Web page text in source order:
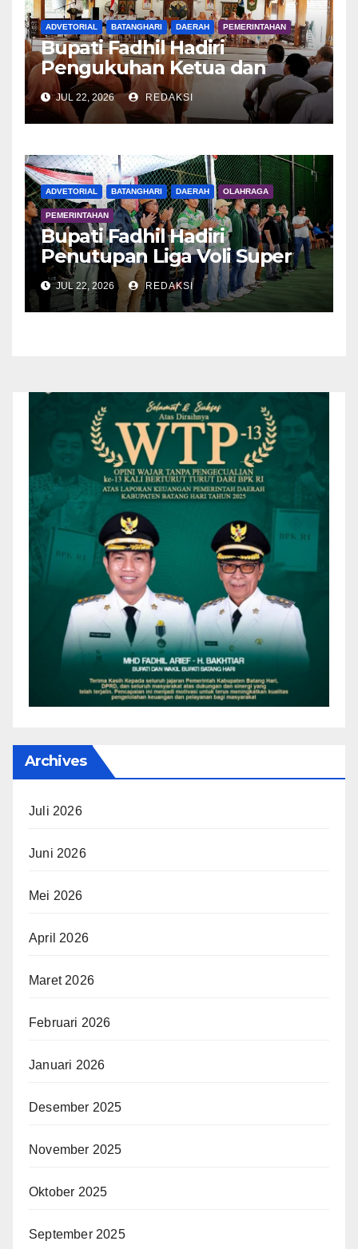
ADVETORIAL BATANGHARI DAERAH PEMERINTAHAN
Bupati Fadhil Hadiri
Pengukuhan Ketua dan
Pengurus DWP Batang Hari
2026
JUL 22, 2026 REDAKSI
ADVETORIAL BATANGHARI DAERAH OLAHRAGA
PEMERINTAHAN
Bupati Fadhil Hadiri
Penutupan Liga Voli Super
Tangguh 2026
JUL 22, 2026 REDAKSI
Archives
Juli 2026
Juni 2026
Mei 2026
April 2026
Maret 2026
Februari 2026
Januari 2026
Desember 2025
November 2025
Oktober 2025
September 2025